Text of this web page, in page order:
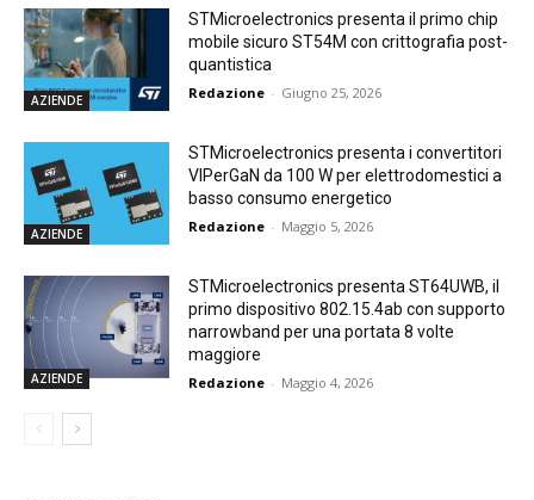
AZIENDE
STMicroelectronics presenta il primo chip
mobile sicuro ST54M con crittografia post-
quantistica
Redazione - Giugno 25, 2026
AZIENDE
STMicroelectronics presenta i convertitori
VIPerGaN da 100 W per elettrodomestici a
basso consumo energetico
Redazione - Maggio 5, 2026
AZIENDE
STMicroelectronics presenta ST64UWB, il
primo dispositivo 802.15.4ab con supporto
narrowband per una portata 8 volte
maggiore
Redazione - Maggio 4, 2026